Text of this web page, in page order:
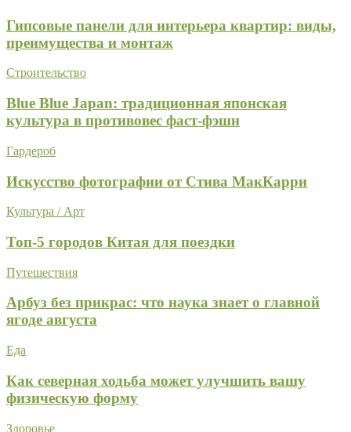
Гипсовые панели для интерьера квартир: виды,
преимущества и монтаж
Строительство
Blue Blue Japan: традиционная японская
культура в противовес фаст-фэшн
Гардероб
Искусство фотографии от Стива МакКарри
Культура / Арт
Топ-5 городов Китая для поездки
Путешествия
Арбуз без прикрас: что наука знает о главной
ягоде августа
Еда
Как северная ходьба может улучшить вашу
физическую форму
Здоровье